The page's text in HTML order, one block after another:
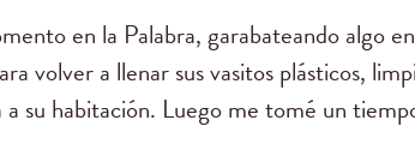
en la Palabra, garabateando algo
volver a llenar sus vasitos plásticos,
a su habitación. Luego me tomé un